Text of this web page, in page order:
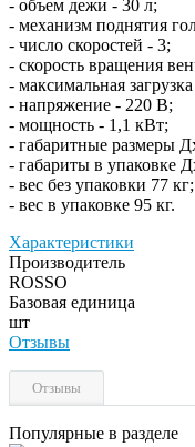
- объем дежи - 30 л;
- механизм поднятия
- число скоростей - 3;
- скорость вращения
- максимальная
- напряжение - 220 В;
- мощность - 1,1 кВт;
- габаритные размеры
- габариты в упаковке
- вес без упаковки 77 кг;
- вес в упаковке 95 кг.
Характеристики
Производитель
ROSSO
Базовая единица
шт
Отзывы
Отзывы
Популярные в разделе